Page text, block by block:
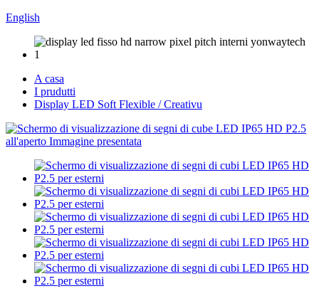
English
A casa
I prudutti
Display LED Soft Flexible / Creativu